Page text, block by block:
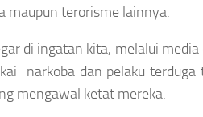
maupun terorisme lainnya.
di ingatan kita, melalui
narkoba dan pelaku
mengawal ketat mereka.